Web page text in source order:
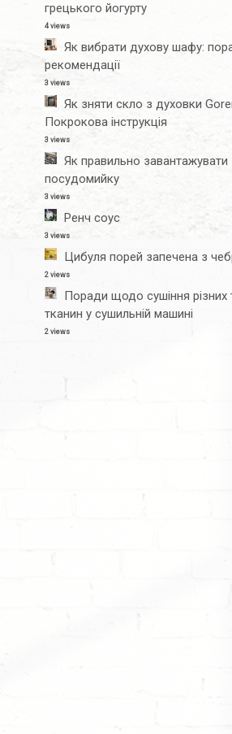
грецького йогурту
4 views
Як вибрати духову шафу:
рекомендації
3 views
Як зняти скло з духовки
Покрокова інструкція
3 views
Як правильно завантажувати
посудомийку
3 views
Ренч соус
3 views
Цибуля порей запечена з
2 views
Поради щодо сушіння різних
тканин у сушильній машині
2 views